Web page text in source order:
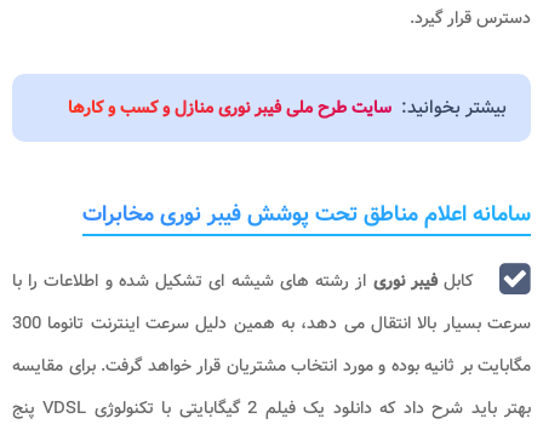
دسترس قرار گیرد.
بیشتر بخوانید: سایت طرح ملی فیبر نوری منازل و کسب و کارها
سامانه اعلام مناطق تحت پوشش فیبر نوری مخابرات
کابلفیبر نوری از رشته های شیشه ای تشکیل شده و اطلاعات را با
سرعت بسیار بالا انتقال می دهد، به همین دلیل سرعت اینترنت تانوما 300
مگابایت بر ثانیه بوده و مورد انتخاب مشتریان قرار خواهد گرفت. برای مقایسه
بهتر باید شرح داد که دانلود یک فیلم 2 گیگابایتی با تکنولوژی VDSL پنج